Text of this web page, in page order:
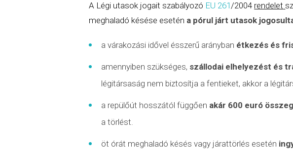
A Légi utasok jogait szabályozó EU 261/2004 rendelet
meghaladó késése esetén a pórul járt utasok
a várakozási idővel ésszerű arányban étkezés és
amennyiben szükséges, szállodai elhelyezést és
légitársaság nem biztosítja a fentieket, akkor a
a repülőút hosszától függően akár 600 euró
a törlést.
öt órát meghaladó késés vagy járattörlés esetén